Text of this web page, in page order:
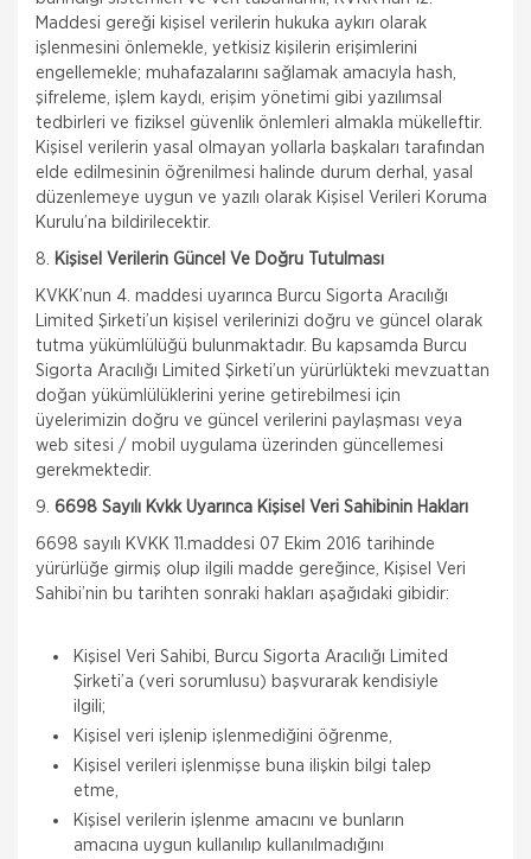
Maddesi gereği kişisel verilerin hukuka aykırı olarak
işlenmesini önlemekle, yetkisiz kişilerin erişimlerini
engellemekle; muhafazalarını sağlamak amacıyla hash,
şifreleme, işlem kaydı, erişim yönetimi gibi yazılımsal
tedbirleri ve fiziksel güvenlik önlemleri almakla mükelleftir.
Kişisel verilerin yasal olmayan yollarla başkaları tarafından
elde edilmesinin öğrenilmesi halinde durum derhal, yasal
düzenlemeye uygun ve yazılı olarak Kişisel Verileri Koruma
Kurulu’na bildirilecektir.
8. Kişisel Verilerin Güncel Ve Doğru Tutulması
KVKK’nun 4. maddesi uyarınca Burcu Sigorta Aracılığı
Limited Şirketi’un kişisel verilerinizi doğru ve güncel olarak
tutma yükümlülüğü bulunmaktadır. Bu kapsamda Burcu
Sigorta Aracılığı Limited Şirketi’un yürürlükteki mevzuattan
doğan yükümlülüklerini yerine getirebilmesi için
üyelerimizin doğru ve güncel verilerini paylaşması veya
web sitesi / mobil uygulama üzerinden güncellemesi
gerekmektedir.
9. 6698 Sayılı Kvkk Uyarınca Kişisel Veri Sahibinin Hakları
6698 sayılı KVKK 11.maddesi 07 Ekim 2016 tarihinde
yürürlüğe girmiş olup ilgili madde gereğince, Kişisel Veri
Sahibi’nin bu tarihten sonraki hakları aşağıdaki gibidir:
Kişisel Veri Sahibi, Burcu Sigorta Aracılığı Limited
Şirketi’a (veri sorumlusu) başvurarak kendisiyle
ilgili;
Kişisel veri işlenip işlenmediğini öğrenme,
Kişisel verileri işlenmişse buna ilişkin bilgi talep
etme,
Kişisel verilerin işlenme amacını ve bunların
amacına uygun kullanılıp kullanılmadığını